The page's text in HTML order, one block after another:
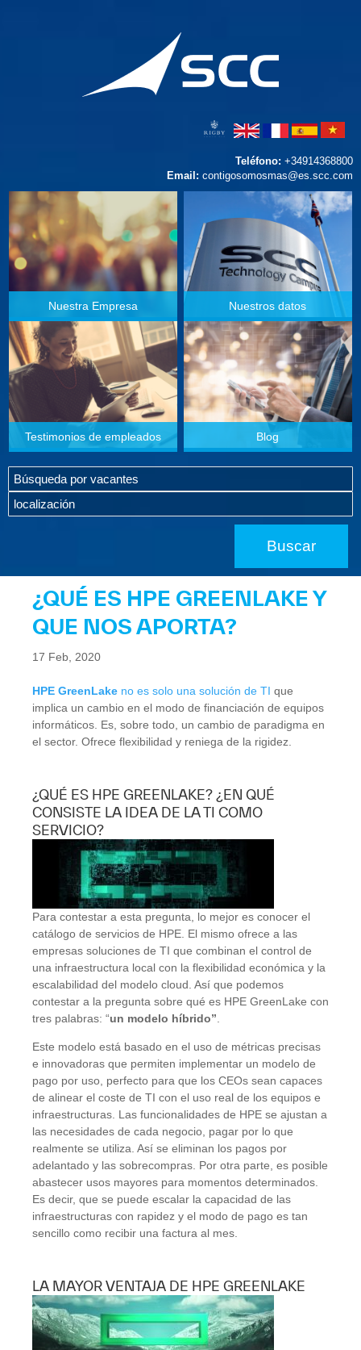
Teléfono: +34914368800
Email: contigosomosmas@es.scc.com
Nuestra Empresa Nuestros datos
Testimonios de empleados Blog
¿QUÉ ES HPE GREENLAKE Y
QUE NOS APORTA?
17 Feb, 2020
HPE GreenLake no es solo una solución de TI que
implica un cambio en el modo de financiación de equipos
informáticos. Es, sobre todo, un cambio de paradigma en
el sector. Ofrece flexibilidad y reniega de la rigidez.
¿QUÉ ES HPE GREENLAKE? ¿EN QUÉ
CONSISTE LA IDEA DE LA TI COMO
SERVICIO?
Para contestar a esta pregunta, lo mejor es conocer el
catálogo de servicios de HPE. El mismo ofrece a las
empresas soluciones de TI que combinan el control de
una infraestructura local con la flexibilidad económica y la
escalabilidad del modelo cloud. Así­ que podemos
contestar a la pregunta sobre qué es HPE GreenLake con
tres palabras: “un modelo hí­brido”
Este modelo está basado en el uso de métricas precisas
e innovadoras que permiten implementar un modelo de
pago por uso, perfecto para que los CEOs sean capaces
de alinear el coste de TI con el uso real de los equipos e
infraestructuras. Las funcionalidades de HPE se ajustan a
las necesidades de cada negocio, pagar por lo que
realmente se utiliza. Así­ se eliminan los pagos por
adelantado y las sobrecompras. Por otra parte, es posible
abastecer usos mayores para momentos determinados.
Es decir, que se puede escalar la capacidad de las
infraestructuras con rapidez y el modo de pago es tan
sencillo como recibir una factura al mes.
LA MAYOR VENTAJA DE HPE GREENLAKE